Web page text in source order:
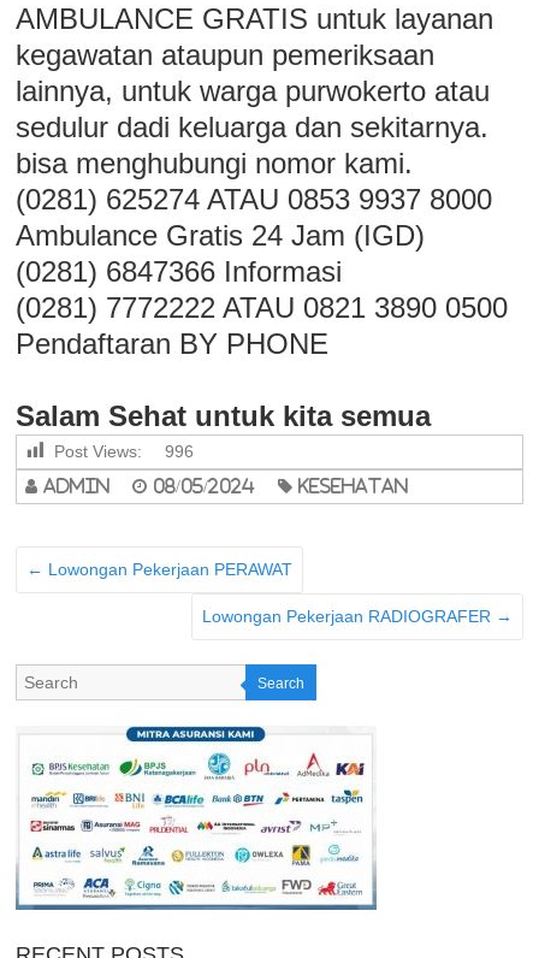
AMBULANCE GRATIS untuk layanan
kegawatan ataupun pemeriksaan
lainnya, untuk warga purwokerto atau
sedulur dadi keluarga dan sekitarnya.
bisa menghubungi nomor kami.
(0281) 625274 ATAU 0853 9937 8000
Ambulance Gratis 24 Jam (IGD)
(0281) 6847366 Informasi
(0281) 7772222 ATAU 0821 3890 0500
Pendaftaran BY PHONE
Salam Sehat untuk kita semua
Post Views: 996
admin 08/05/2024 Kesehatan
← Lowongan Pekerjaan PERAWAT
Lowongan Pekerjaan RADIOGRAFER →
Search